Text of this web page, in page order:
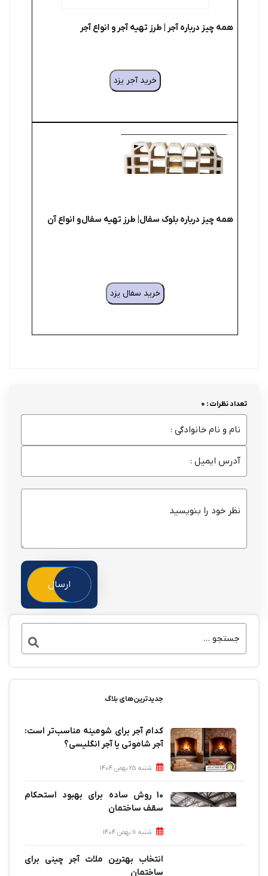
همه چیز درباره آجر | طرز تهیه آجر و انواع آجر
خرید آجر یزد
همه چیز درباره بلوک سفال| طرز تهیه سفال و انواع آن
خرید سفال یزد
تعداد نظرات : 0
ارسال
جدیدترین‌های بلاگ
کدام آجر برای شومینه مناسب‌تر است:
آجر شاموتی یا آجر انگلیسی؟
شنبه 25 بهمن 1404
10 روش ساده برای بهبود استحکام
سقف ساختمان
شنبه 11 بهمن 1404
انتخاب بهترین ملات آجر چینی برای
ساختمان‌